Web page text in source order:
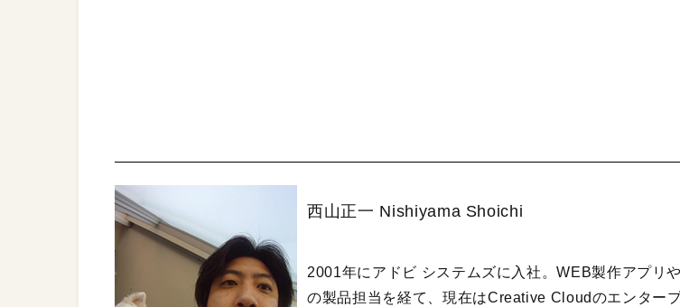
西山正一 Nishiyama Shoichi
2001年にアドビ システムズに入社。WEB製作アプリ
の製品担当を経て、現在はCreative Cloudのエンター